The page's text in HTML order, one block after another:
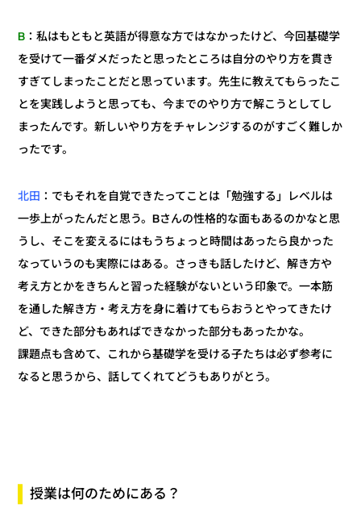
B ：私はもともと英語が得意な方ではなかったけど、今回基礎学
を受けて一番ダメだったと思ったところは自分のやり方を貫き
すぎてしまったことだと思っています。先生に教えてもらったこ
とを実践しようと思っても、今までのやり方で解こうとしてし
まったんです。新しいやり方をチャレンジするのがすごく難しか
ったです。
北田 ：でもそれを自覚できたってことは「勉強する」レベルは
一歩上がったんだと思う。Bさんの性格的な面もあるのかなと思
うし、そこを変えるにはもうちょっと時間はあったら良かった
なっていうのも実際にはある。さっきも話したけど、解き方や
考え方とかをきちんと習った経験がないという印象で。一本筋
を通した解き方・考え方を身に着けてもらおうとやってきたけ
ど、できた部分もあればできなかった部分もあったかな。
課題点も含めて、これから基礎学を受ける子たちは必ず参考に
なると思うから、話してくれてどうもありがとう。
授業は何のためにある？